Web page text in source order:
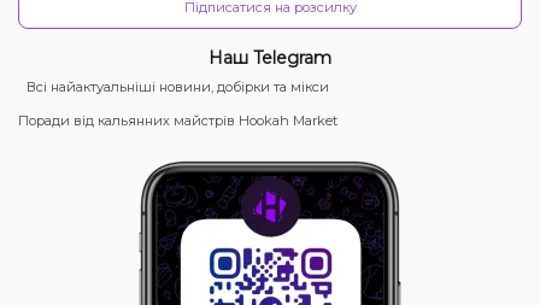
Підписатися на розсилку
Наш Telegram
Всі найактуальніші новини, добірки та мікси
Поради від кальянних майстрів Hookah Market